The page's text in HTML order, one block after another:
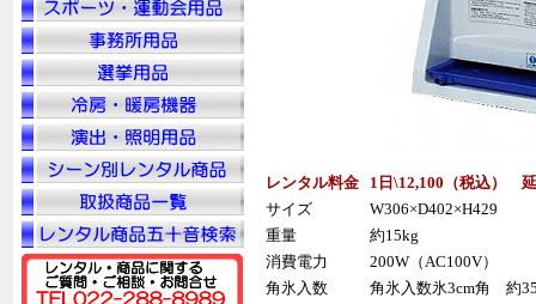
レンタル料金
1日\12,100（税込）
サイズ
W306×D402×H429
重量
約15kg
消費電力
200W（AC100V）
角氷入数
角氷入数氷3cm角 約